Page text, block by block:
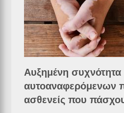
Αυξημένη συχνότητα
αυτοαναφερόμενων
ασθενείς που